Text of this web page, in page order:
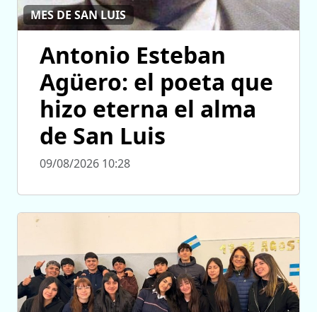
MES DE SAN LUIS
Antonio Esteban
Agüero: el poeta que
hizo eterna el alma
de San Luis
09/08/2026 10:28